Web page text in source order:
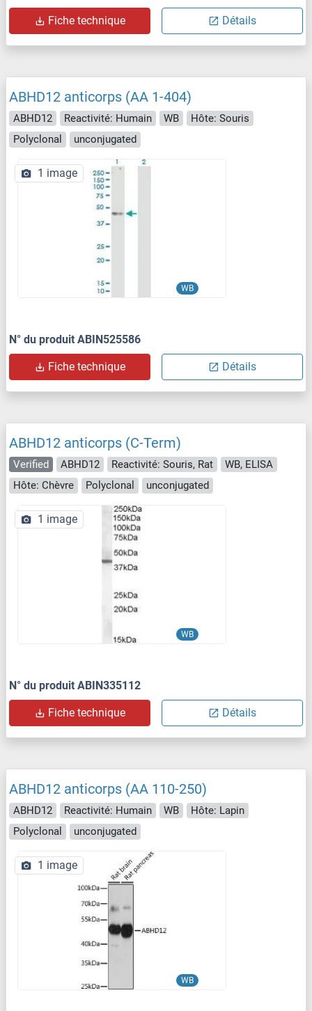
Fiche technique Détails
ABHD12 anticorps (AA 1-404)
ABHD12 Reactivité: Humain WB
Hôte: Souris
Polyclonal
unconjugated
WB
1 image
N° du produit ABIN525586
Fiche technique Détails
ABHD12 anticorps (C-Term)
Verified ABHD12 Reactivité: Souris, Rat
WB, ELISA
Hôte: Chèvre
Polyclonal unconjugated
WB
1 image
N° du produit ABIN335112
Fiche technique Détails
ABHD12 anticorps (AA 110-250)
ABHD12 Reactivité: Humain WB
Hôte: Lapin
Polyclonal
unconjugated
WB
1 image